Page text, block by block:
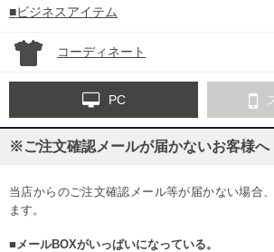
■ビジネスアイテム
コーディネート
PC
※ご注文確認メールが届かないお客様へ
当店からのご注文確認メール等が届かない場合
ます。
■メールBOXがいっぱいになっている。